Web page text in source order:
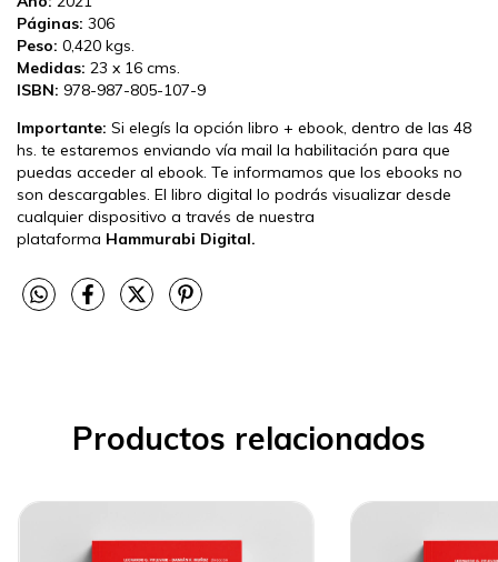
Páginas: 306
Peso: 0,420 kgs.
Medidas: 23 x 16 cms.
ISBN: 978-987-805-107-9
Importante: Si elegís la opción libro + ebook, dentro de las 48
hs. te estaremos enviando vía mail la habilitación para que
puedas acceder al ebook. Te informamos que los ebooks no
son descargables. El libro digital lo podrás visualizar desde
cualquier dispositivo a través de nuestra
plataforma Hammurabi Digital.
Productos relacionados